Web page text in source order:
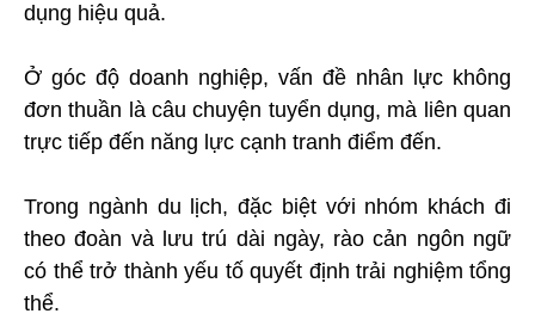
dụng hiệu quả.
Ở góc độ doanh nghiệp, vấn đề nhân lực không
đơn thuần là câu chuyện tuyển dụng, mà liên quan
trực tiếp đến năng lực cạnh tranh điểm đến.
Trong ngành du lịch, đặc biệt với nhóm khách đi
theo đoàn và lưu trú dài ngày, rào cản ngôn ngữ
có thể trở thành yếu tố quyết định trải nghiệm tổng
thể.